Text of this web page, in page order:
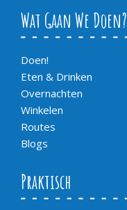
Wat Gaan We Doen?
Doen!
Eten & Drinken
Overnachten
Winkelen
Routes
Blogs
Praktisch